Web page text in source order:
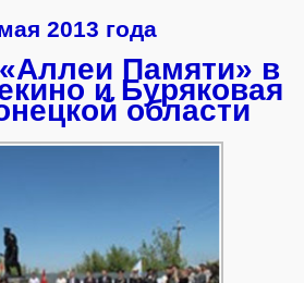
2013 года
Памяти» в
и Буряковая
области